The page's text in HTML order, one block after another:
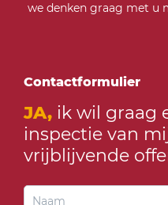
we denken graag met u
Contactformulier
JA, ik wil graag
inspectie van
vrijblijvende